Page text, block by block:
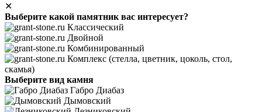
✕
Выберите какой памятник вас интересует?
Классический
Двойной
Комбинированный
Комплекс (стелла, цветник, цоколь, стол,
скамья)
Выберите вид камня
Габро Диабаз
Дымовский